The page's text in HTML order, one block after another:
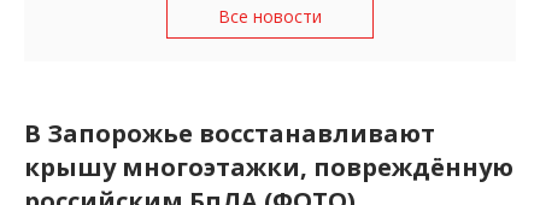
Все новости
В Запорожье восстанавливают
крышу многоэтажки, повреждённую